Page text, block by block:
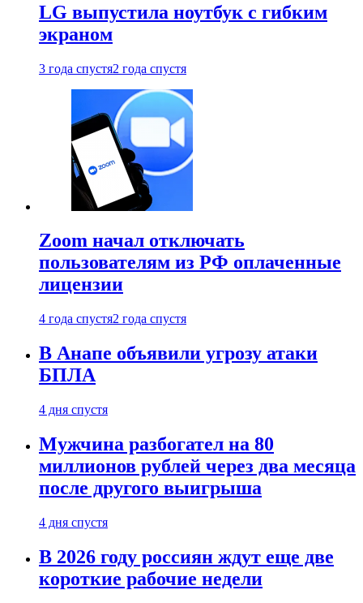
LG выпустила ноутбук с гибким
экраном
3 года спустя2 года спустя
Zoom начал отключать
пользователям из РФ оплаченные
лицензии
4 года спустя2 года спустя
В Анапе объявили угрозу атаки
БПЛА
4 дня спустя
Мужчина разбогател на 80
миллионов рублей через два месяца
после другого выигрыша
4 дня спустя
В 2026 году россиян ждут еще две
короткие рабочие недели